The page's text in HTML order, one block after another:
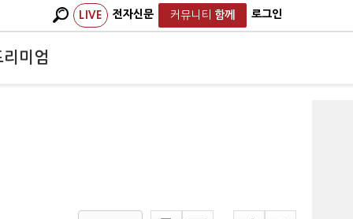
LIVE 전자신문 커뮤니티 함께 로그인
리미엄